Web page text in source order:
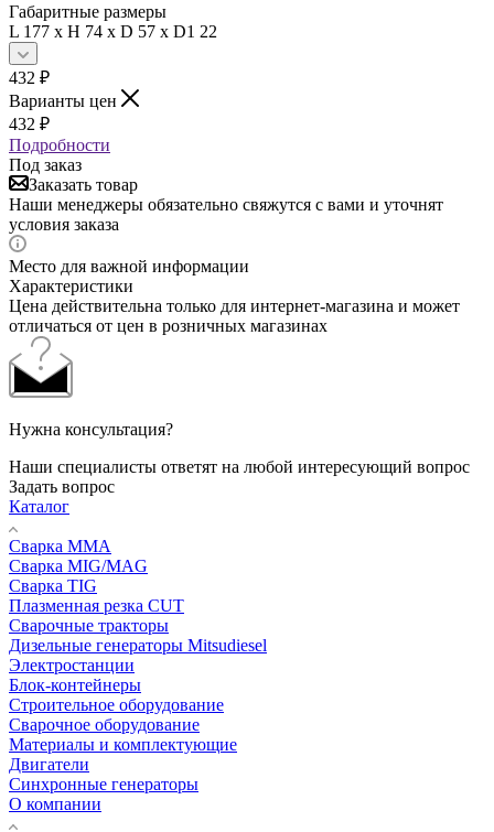
Габаритные размеры
L 177 х H 74 х D 57 х D1 22
432 ₽
Варианты цен
432 ₽
Подробности
Под заказ
Заказать товар
Наши менеджеры обязательно свяжутся с вами и уточнят
условия заказа
Место для важной информации
Характеристики
Цена действительна только для интернет-магазина и может
отличаться от цен в розничных магазинах
Нужна консультация?
Наши специалисты ответят на любой интересующий вопрос
Задать вопрос
Каталог
Сварка MMA
Сварка MIG/MAG
Сварка TIG
Плазменная резка CUT
Сварочные тракторы
Дизельные генераторы Mitsudiesel
Электростанции
Блок-контейнеры
Строительное оборудование
Сварочное оборудование
Материалы и комплектующие
Двигатели
Синхронные генераторы
О компании